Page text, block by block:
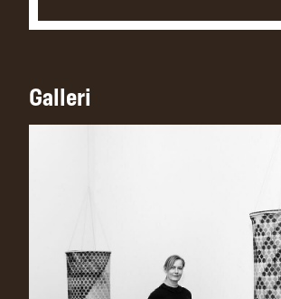
Galleri